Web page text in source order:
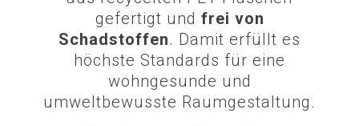
gefertigt und frei von
Schadstoffen. Damit erfüllt es
höchste Standards für eine
wohngesunde und
umweltbewusste Raumgestaltung.